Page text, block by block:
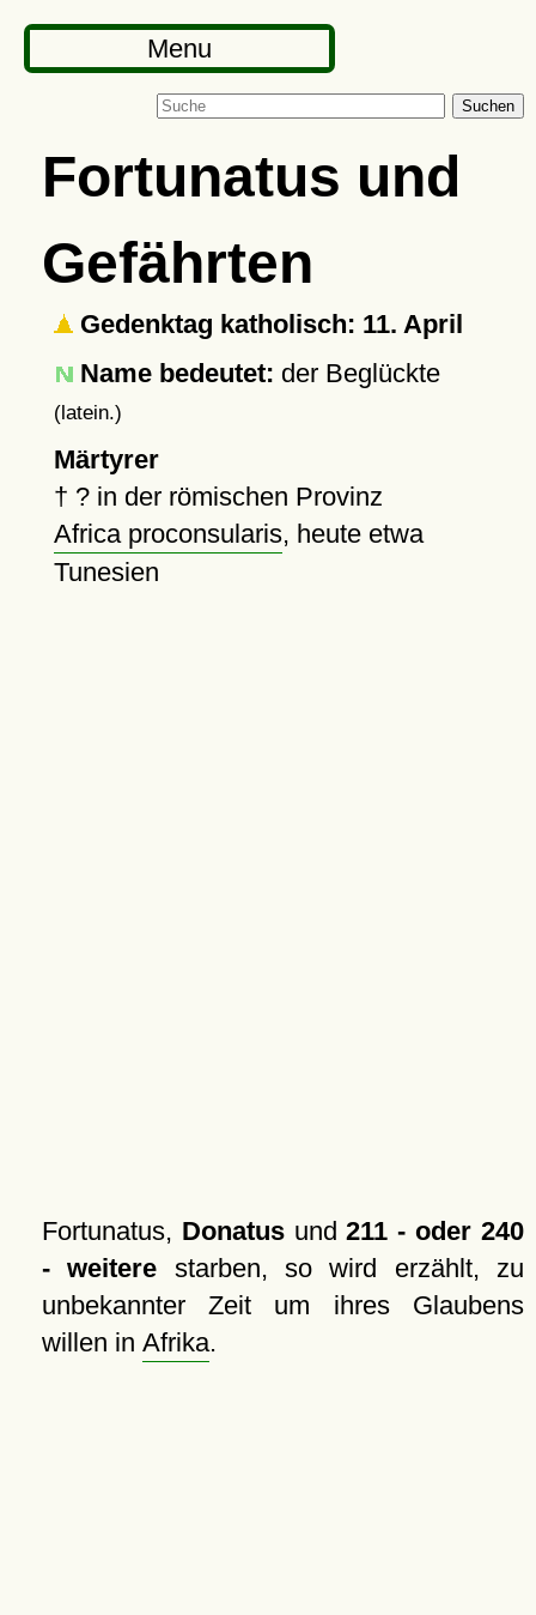
Menu
Suchen
Fortunatus und
Gefährten
Gedenktag katholisch: 11. April
Name bedeutet: der Beglückte
(latein.)
Märtyrer
† ?in der römischen Provinz
Africa proconsularis, heute etwa
Tunesien
Fortunatus, Donatusund211 - oder 240
- weitere starben, so wird erzählt, zu
unbekannter Zeit um ihres Glaubens
willen in Afrika.